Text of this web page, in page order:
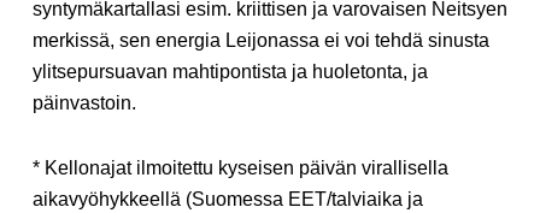
syntymäkartallasi esim. kriittisen ja varovaisen Neitsyen
merkissä, sen energia Leijonassa ei voi tehdä sinusta
ylitsepursuavan mahtipontista ja huoletonta, ja
päinvastoin.
* Kellonajat ilmoitettu kyseisen päivän virallisella
aikavyöhykkeellä (Suomessa EET/talviaika ja